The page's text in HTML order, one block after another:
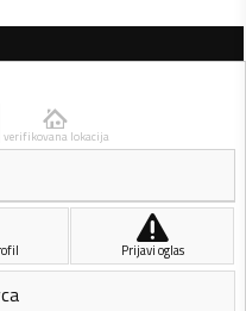
verifikovana lokacija
Prijavi oglas